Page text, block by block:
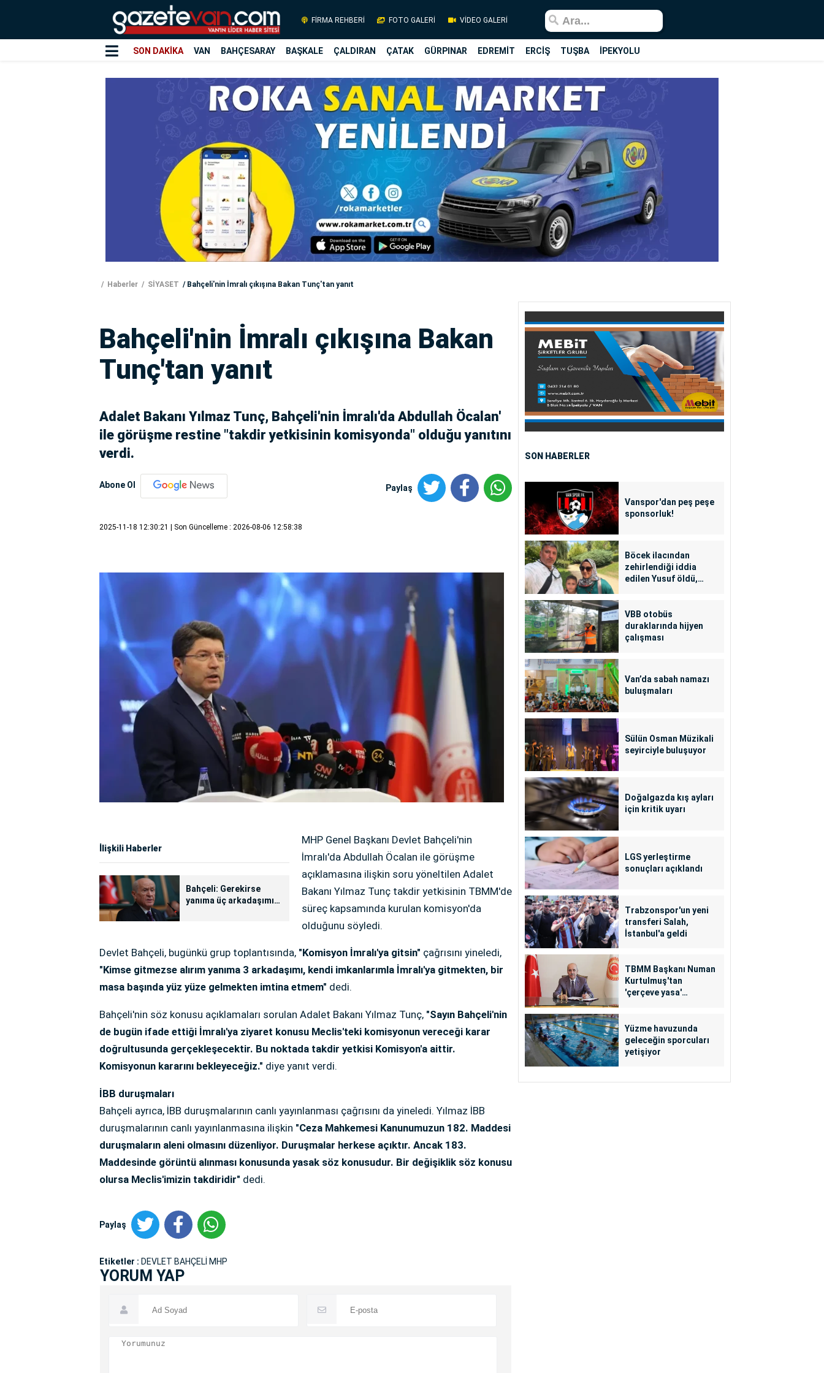
FİRMA REHBERİ FOTO GALERİ VİDEO GALERİ
SON DAKİKA VAN BAHÇESARAY BAŞKALE ÇALDIRAN ÇATAK GÜRPINAR EDREMİT ERCİŞ TUŞBA İPEKYOLU
Haberler SİYASET Bahçeli'nin İmralı çıkışına Bakan Tunç'tan yanıt
Bahçeli'nin İmralı çıkışına Bakan
Tunç'tan yanıt
Adalet Bakanı Yılmaz Tunç, Bahçeli'nin İmralı'da Abdullah Öcalan'
ile görüşme restine "takdir yetkisinin komisyonda" olduğu yanıtını
verdi.
Abone Ol Paylaş
2025-11-18 12:30:21 | Son Güncelleme : 2026-08-06 12:58:38
İlişkili Haberler
Bahçeli: Gerekirse
yanıma üç arkadaşımı
MHP Genel Başkanı Devlet Bahçeli'nin
İmralı'da Abdullah Öcalan ile görüşme
açıklamasına ilişkin soru yöneltilen Adalet
Bakanı Yılmaz Tunç takdir yetkisinin TBMM'de
süreç kapsamında kurulan komisyon'da
olduğunu söyledi.
Devlet Bahçeli, bugünkü grup toplantısında, "Komisyon İmralı'ya gitsin" çağrısını yineledi,
"Kimse gitmezse alırım yanıma 3 arkadaşımı, kendi imkanlarımla İmralı'ya gitmekten, bir
masa başında yüz yüze gelmekten imtina etmem" dedi.
Bahçeli'nin söz konusu açıklamaları sorulan Adalet Bakanı Yılmaz Tunç, "Sayın Bahçeli'nin
de bugün ifade ettiği İmralı'ya ziyaret konusu Meclis'teki komisyonun vereceği karar
doğrultusunda gerçekleşecektir. Bu noktada takdir yetkisi Komisyon'a aittir.
Komisyonun kararını bekleyeceğiz." diye yanıt verdi.
İBB duruşmaları
Bahçeli ayrıca, İBB duruşmalarının canlı yayınlanması çağrısını da yineledi. Yılmaz İBB
duruşmalarının canlı yayınlanmasına ilişkin "Ceza Mahkemesi Kanunumuzun 182. Maddesi
duruşmaların aleni olmasını düzenliyor. Duruşmalar herkese açıktır. Ancak 183.
Maddesinde görüntü alınması konusunda yasak söz konusudur. Bir değişiklik söz konusu
olursa Meclis'imizin takdiridir" dedi.
Paylaş
Etiketler : DEVLET BAHÇELİ MHP
YORUM YAP
SON HABERLER
Vanspor'dan peş peşe
sponsorluk!
Böcek ilacından
zehirlendiği iddia
edilen Yusuf öldü,
VBB otobüs
duraklarında hijyen
çalışması
Van’da sabah namazı
buluşmaları
Sülün Osman Müzikali
seyirciyle buluşuyor
Doğalgazda kış ayları
için kritik uyarı
LGS yerleştirme
sonuçları açıklandı
Trabzonspor'un yeni
transferi Salah,
İstanbul'a geldi
TBMM Başkanı Numan
Kurtulmuş'tan
'çerçeve yasa'
Yüzme havuzunda
geleceğin sporcuları
yetişiyor